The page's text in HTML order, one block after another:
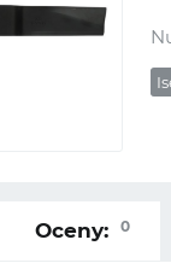
Oceny: 0